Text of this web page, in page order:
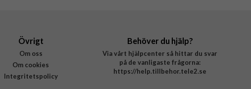
Övrigt
Om oss
Om cookies
Integritetspolicy
Behöver du hjälp?
Via vårt hjälpcenter så hittar du svar
på de vanligaste frågorna:
https://help.tillbehor.tele2.se